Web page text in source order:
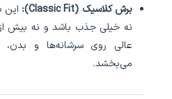
برش کلاسیک (Classic Fit):
این
نه خیلی جذب باشد و نه بیش از
عالی روی سرشانه‌ها و بدن،
می‌بخشد.